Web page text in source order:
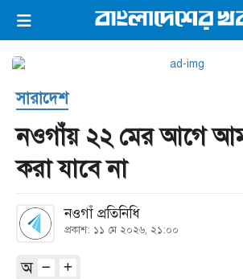
ভিডিও ই-পেপার লগইন ×
প্রচ্ছদ
সর্বশেষ
সব বিভাগ
আর্কাইভ
কনভার্টার
সারাদেশ
নওগাঁয় ২২ মের আগে
করা যাবে না
নওগাঁ প্রতিনিধি
প্রকাশ: ১১ মে ২০২৬, ২১:০০
অ